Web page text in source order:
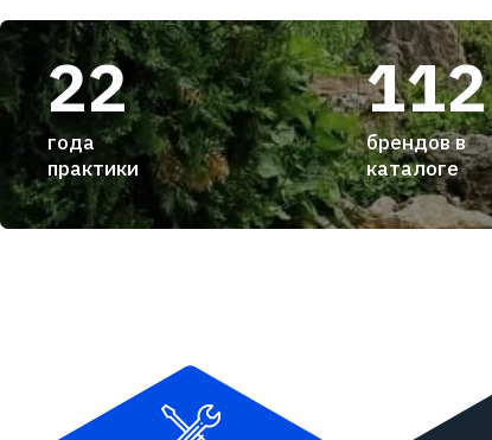
22
года
практики
112
брендов в
каталоге